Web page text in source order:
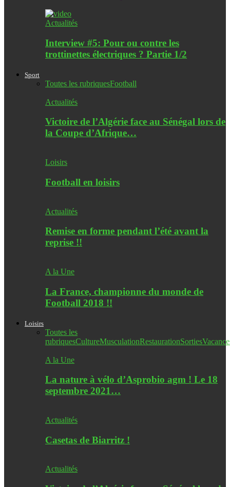
Actualités
Interview #5: Pour ou contre les
trottinettes électriques ? Partie 1/2
Sport
Toutes les rubriquesFootball
Actualités
Victoire de l’Algérie face au Sénégal lors de
la Coupe d’Afrique…
Loisirs
Football en loisirs
Actualités
Remise en forme pendant l’été avant la
reprise !!
A la Une
La France, championne du monde de
Football 2018 !!
Loisirs
Toutes les
rubriquesCultureMusculationRestaurationSorties
A la Une
La nature à vélo d’Asprobio agm ! Le 18
septembre 2021…
Actualités
Casetas de Biarritz !
Actualités